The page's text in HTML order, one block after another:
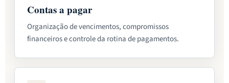
Contas a pagar
Organização de vencimentos, compromissos
financeiros e controle da rotina de pagamentos.